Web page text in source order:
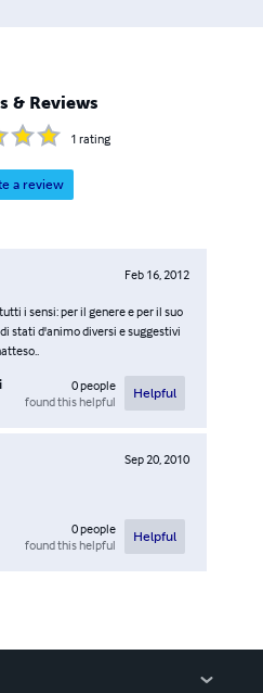
& Reviews
1 rating
a review
Feb 16, 2012
i sensi: per il genere e per il suo
stati d'animo diversi e suggestivi
0people
found this helpful
Helpful
Sep 20, 2010
0people
found this helpful
Helpful